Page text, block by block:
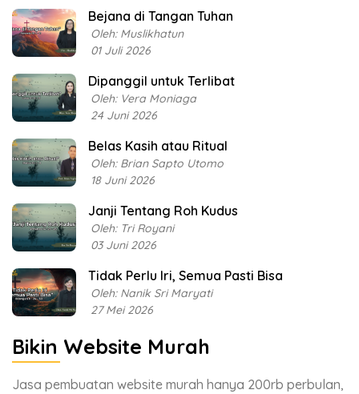
Bejana di Tangan Tuhan
Oleh: Muslikhatun
01 Juli 2026
Dipanggil untuk Terlibat
Oleh: Vera Moniaga
24 Juni 2026
Belas Kasih atau Ritual
Oleh: Brian Sapto Utomo
18 Juni 2026
Janji Tentang Roh Kudus
Oleh: Tri Royani
03 Juni 2026
Tidak Perlu Iri, Semua Pasti Bisa
Oleh: Nanik Sri Maryati
27 Mei 2026
Bikin Website Murah
Jasa pembuatan website murah hanya 200rb perbulan,